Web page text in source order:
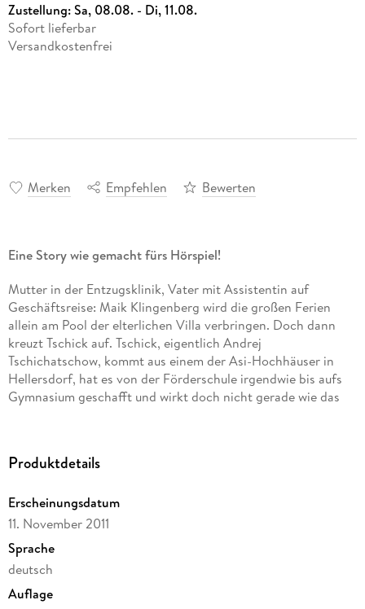
Zustellung:Sa, 08.08. - Di, 11.08.
Sofort lieferbar
Versandkostenfrei
Merken Empfehlen Bewerten
Eine Story wie gemacht fürs Hörspiel!
Mutter in der Entzugsklinik, Vater mit Assistentin auf
Geschäftsreise: Maik Klingenberg wird die großen Ferien
allein am Pool der elterlichen Villa verbringen. Doch dann
kreuzt Tschick auf. Tschick, eigentlich Andrej
Tschichatschow, kommt aus einem der Asi-Hochhäuser in
Hellersdorf, hat es von der Förderschule irgendwie bis aufs
Gymnasium geschafft und wirkt doch nicht gerade wie das
deutsche Provinz, unvergesslich wie die Flussfahrt von Tom
Produktdetails
Erscheinungsdatum
11. November 2011
Sprache
deutsch
Auflage